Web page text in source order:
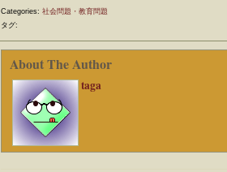
Categories: 社会問題・教育問題
タグ:
About The Author
taga